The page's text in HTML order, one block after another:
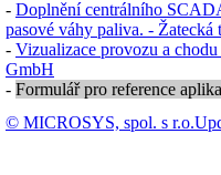
- Doplnění centrálního
pasové váhy paliva. - Žatecká
- Vizualizace provozu a
GmbH
- Formulář pro reference
© MICROSYS, spol. s r.o.